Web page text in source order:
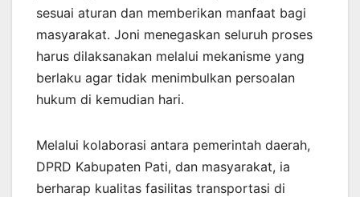
sesuai aturan dan memberikan manfaat bagi
masyarakat. Joni menegaskan seluruh proses
harus dilaksanakan melalui mekanisme yang
berlaku agar tidak menimbulkan persoalan
hukum di kemudian hari.
Melalui kolaborasi antara pemerintah daerah,
DPRD Kabupaten Pati, dan masyarakat, ia
berharap kualitas fasilitas transportasi di